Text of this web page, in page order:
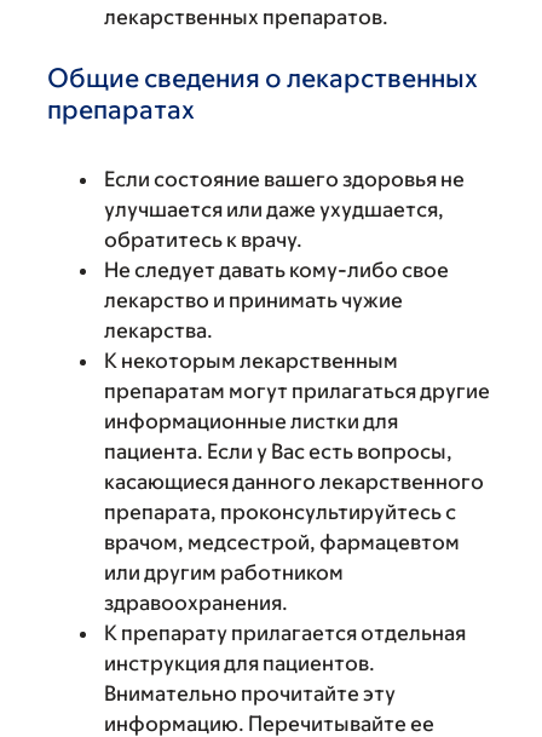
лекарственных препаратов.
Общие сведения о лекарственных
препаратах
Если состояние вашего здоровья не
улучшается или даже ухудшается,
обратитесь к врачу.
Не следует давать кому-либо свое
лекарство и принимать чужие
лекарства.
К некоторым лекарственным
препаратам могут прилагаться другие
информационные листки для
пациента. Если у Вас есть вопросы,
касающиеся данного лекарственного
препарата, проконсультируйтесь с
врачом, медсестрой, фармацевтом
или другим работником
здравоохранения.
К препарату прилагается отдельная
инструкция для пациентов.
Внимательно прочитайте эту
информацию. Перечитывайте ее